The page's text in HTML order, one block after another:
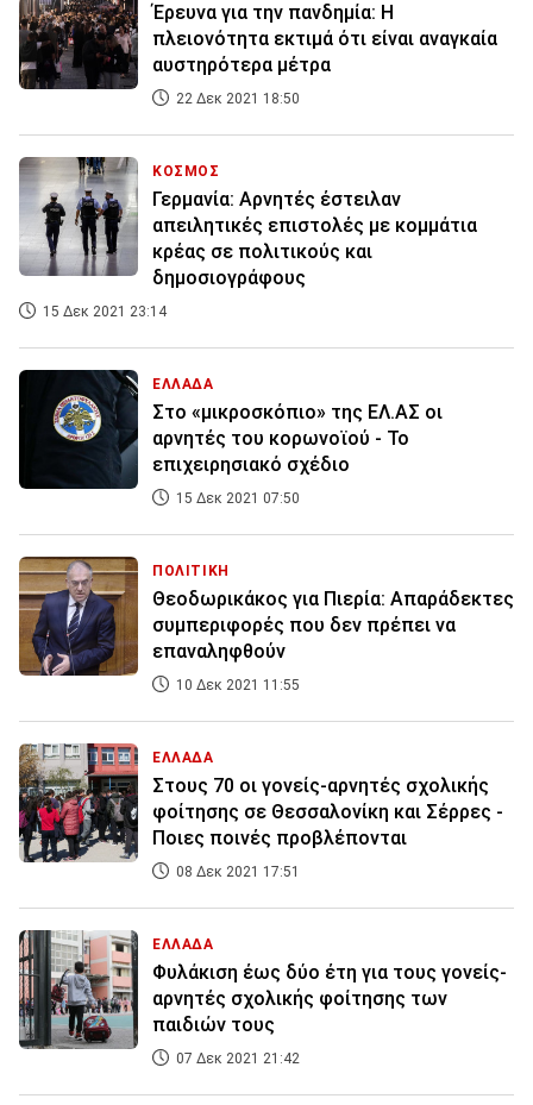
Έρευνα για την πανδημία: Η
πλειονότητα εκτιμά ότι είναι αναγκαία
αυστηρότερα μέτρα
22 Δεκ 2021 18:50
ΚΟΣΜΟΣ
Γερμανία: Αρνητές έστειλαν
απειλητικές επιστολές με κομμάτια
κρέας σε πολιτικούς και
δημοσιογράφους
15 Δεκ 2021 23:14
ΕΛΛΑΔΑ
Στο «μικροσκόπιο» της ΕΛ.ΑΣ οι
αρνητές του κορωνοϊού - Το
επιχειρησιακό σχέδιο
15 Δεκ 2021 07:50
ΠΟΛΙΤΙΚΗ
Θεοδωρικάκος για Πιερία: Απαράδεκτες
συμπεριφορές που δεν πρέπει να
επαναληφθούν
10 Δεκ 2021 11:55
ΕΛΛΑΔΑ
Στους 70 οι γονείς-αρνητές σχολικής
φοίτησης σε Θεσσαλονίκη και Σέρρες -
Ποιες ποινές προβλέπονται
08 Δεκ 2021 17:51
ΕΛΛΑΔΑ
Φυλάκιση έως δύο έτη για τους γονείς-
αρνητές σχολικής φοίτησης των
παιδιών τους
07 Δεκ 2021 21:42